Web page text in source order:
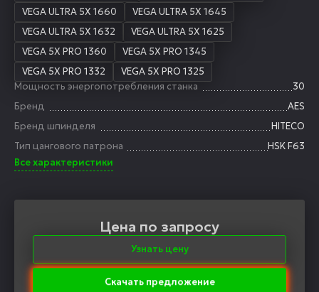
VEGA ULTRA 5X 1660
VEGA ULTRA 5X 1645
VEGA ULTRA 5X 1632
VEGA ULTRA 5X 1625
VEGA 5X PRO 1360
VEGA 5X PRO 1345
VEGA 5X PRO 1332
VEGA 5X PRO 1325
Мощность энергопотребления станка
30
Бренд
AES
Бренд шпинделя
HITECO
Тип цангового патрона
HSK F63
Все характеристики
Цена по запросу
Узнать цену
Скачать предложение